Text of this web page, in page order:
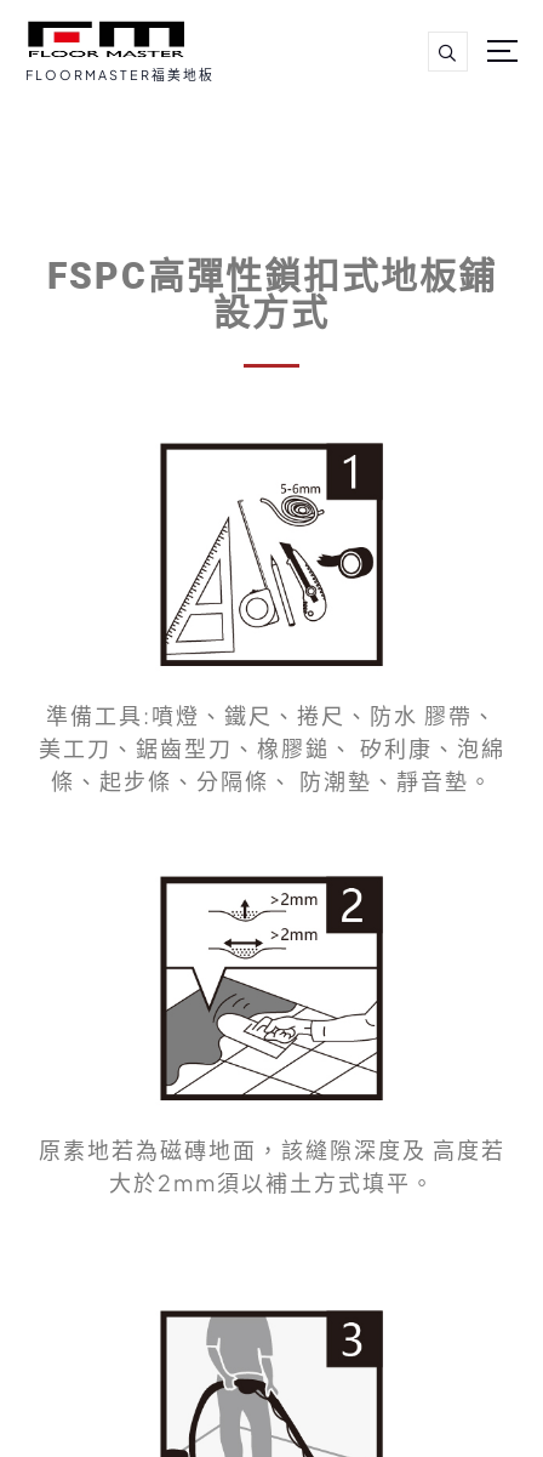
FLOORMASTER福美地板
FSPC高彈性鎖扣式地板鋪
設方式
準備工具:噴燈、鐵尺、捲尺、防水 膠帶、
美工刀、鋸齒型刀、橡膠鎚、 矽利康、泡綿
條、起步條、分隔條、 防潮墊、靜音墊。
原素地若為磁磚地面，該縫隙深度及 高度若
大於2mm須以補土方式填平。